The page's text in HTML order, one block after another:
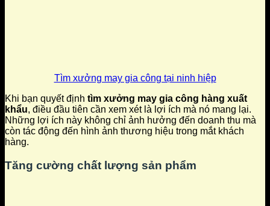
Tìm xưởng may gia công tại ninh hiệp
Khi bạn quyết định tìm xưởng may gia công hàng xuất
khẩu, điều đầu tiên cần xem xét là lợi ích mà nó mang lại.
Những lợi ích này không chỉ ảnh hưởng đến doanh thu mà
còn tác động đến hình ảnh thương hiệu trong mắt khách
hàng.
Tăng cường chất lượng sản phẩm